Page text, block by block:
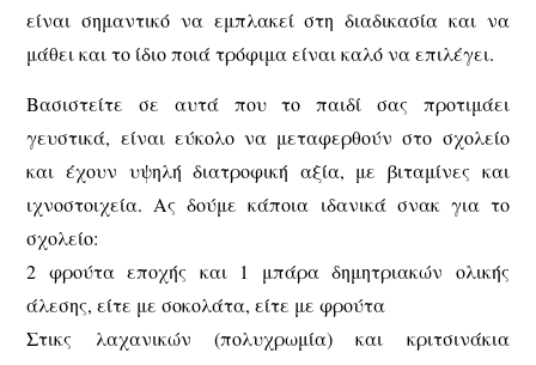
είναι σημαντικό να εμπλακεί στη διαδικασία και να
μάθει και το ίδιο ποιά τρόφιμα είναι καλό να επιλέγει.
Βασιστείτε σε αυτά που το παιδί σας προτιμάει
γευστικά, είναι εύκολο να μεταφερθούν στο σχολείο
και έχουν υψηλή διατροφική αξία, με βιταμίνες και
ιχνοστοιχεία. Ας δούμε κάποια ιδανικά σνακ για το
σχολείο:
2 φρούτα εποχής και 1 μπάρα δημητριακών ολικής
άλεσης, είτε με σοκολάτα, είτε με φρούτα
Στικς λαχανικών (πολυχρωμία) και κριτσινάκια